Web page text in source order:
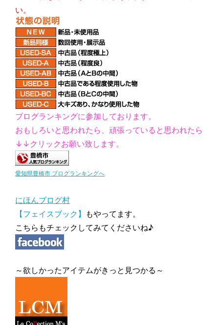
い。
ブログランキングに参加しております。
おもしろいと思われたら、頑張っていると思われたら
↓↓クリックお願い致します。
愛知県豊橋市 ブログランキングへ
にほんブログ村
【フェイスブック】
もやってます。
こちらもチェックしてみてくださいね♪
～欲しかったアイテムがきっと見つかる～